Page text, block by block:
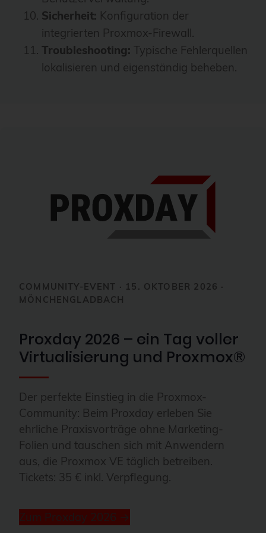
Sicherheit: Konfiguration der
integrierten Proxmox-Firewall.
Troubleshooting: Typische Fehlerquellen
lokalisieren und eigenständig beheben.
COMMUNITY-EVENT · 15. OKTOBER 2026 ·
MÖNCHENGLADBACH
Proxday 2026 – ein Tag voller
Virtualisierung und Proxmox®
Der perfekte Einstieg in die Proxmox-
Community: Beim Proxday erleben Sie
ehrliche Praxisvorträge ohne Marketing-
Folien und tauschen sich mit Anwendern
aus, die Proxmox VE täglich betreiben.
Tickets: 35 € inkl. Verpflegung.
Zum Proxday 2026 →